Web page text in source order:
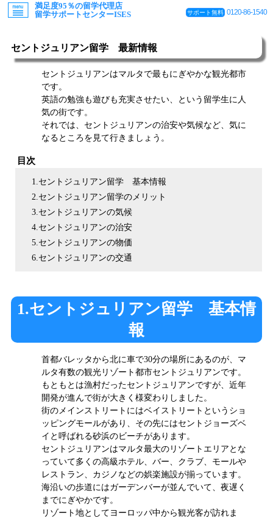
満足度95％の留学代理店
留学サポートセンターISES
サポート無料 0120-86-1540
セントジュリアン留学 最新情報
セントジュリアンはマルタで最もにぎやかな観光都市
です。
英語の勉強も遊びも充実させたい、という留学生に人
気の街です。
それでは、セントジュリアンの治安や気候など、気に
なるところを見て行きましょう。
目次
1.セントジュリアン留学 基本情報
2.セントジュリアン留学のメリット
3.セントジュリアンの気候
4.セントジュリアンの治安
5.セントジュリアンの物価
6.セントジュリアンの交通
1.セントジュリアン留学 基本情
報
首都バレッタから北に車で30分の場所にあるのが、マ
ルタ有数の観光リゾート都市セントジュリアンです。
もともとは漁村だったセントジュリアンですが、近年
開発が進んで街が大きく様変わりしました。
街のメインストリートにはベイストリートというショ
ッピングモールがあり、その先にはセントジョーズベ
イと呼ばれる砂浜のビーチがあります。
セントジュリアンはマルタ最大のリゾートエリアとな
っていて多くの高級ホテル、バー、クラブ、モールや
レストラン、カジノなどの娯楽施設が揃っています。
海沿いの歩道にはガーデンバーが並んでいて、夜遅く
までにぎやかです。
リゾート地としてヨーロッパ中から観光客が訪れま